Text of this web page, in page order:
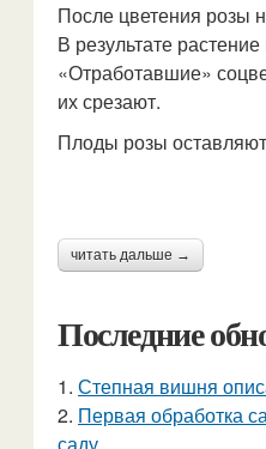
После цветения розы
В результате
«Отработавшие»
их срезают.
Плоды розы
читать дальше →
Последние
1. Степная вишня
2. Первая обработка